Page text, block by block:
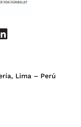
Lima – Perú